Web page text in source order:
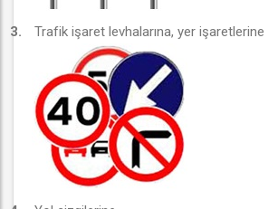
3. Trafik işaret levhalarına, yer işaretlerine